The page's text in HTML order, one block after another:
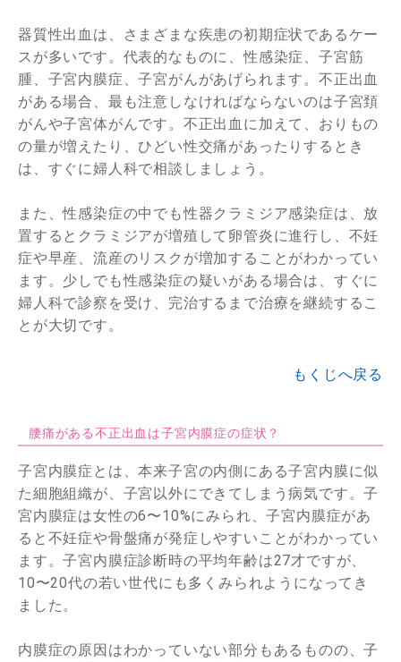
器質性出血は、さまざまな疾患の初期症状であるケー
スが多いです。代表的なものに、性感染症、子宮筋
腫、子宮内膜症、子宮がんがあげられます。不正出血
がある場合、最も注意しなければならないのは子宮頚
がんや子宮体がんです。不正出血に加えて、おりもの
の量が増えたり、ひどい性交痛があったりするとき
は、すぐに婦人科で相談しましょう。
また、性感染症の中でも性器クラミジア感染症は、放
置するとクラミジアが増殖して卵管炎に進行し、不妊
症や早産、流産のリスクが増加することがわかってい
ます。少しでも性感染症の疑いがある場合は、すぐに
婦人科で診察を受け、完治するまで治療を継続するこ
とが大切です。
もくじへ戻る
腰痛がある不正出血は子宮内膜症の症状？
子宮内膜症とは、本来子宮の内側にある子宮内膜に似
た細胞組織が、子宮以外にできてしまう病気です。子
宮内膜症は女性の6〜10%にみられ、子宮内膜症があ
ると不妊症や骨盤痛が発症しやすいことがわかってい
ます。子宮内膜症診断時の平均年齢は27才ですが、
10〜20代の若い世代にも多くみられようになってき
ました。
内膜症の原因はわかっていない部分もあるものの、子